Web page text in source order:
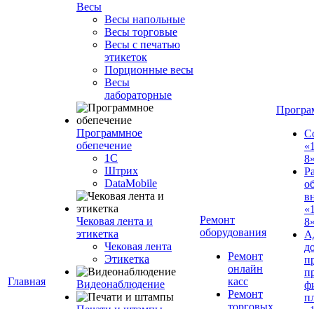
Главная
Весы
Весы напольные
Весы торговые
Весы с печатью
этикеток
Порционные весы
Весы
лабораторные
Программное
обепечение
1С
Штрих
DataMobile
Чековая лента и
этикетка
Чековая лента
Этикетка
Видеонаблюдение
Ремонт
оборудования
Ремонт
онлайн
касс
Ремонт
торговых